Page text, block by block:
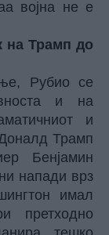
војна не е
на Трамп до
Рубио се
и на
и
Трамп
Бенјамин
напади врз
имал
претходно